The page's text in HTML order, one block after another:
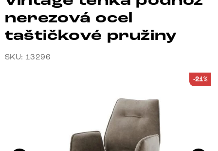
nerezová ocel
taštičkové pružiny
SKU: 13296
-21%